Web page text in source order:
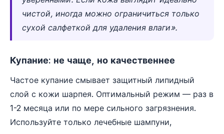
чистой, иногда можно ограничиться только
сухой салфеткой для удаления влаги».
Купание: не чаще, но качественнее
Частое купание смывает защитный липидный
слой с кожи шарпея. Оптимальный режим — раз в
1-2 месяца или по мере сильного загрязнения.
Используйте только лечебные шампуни,